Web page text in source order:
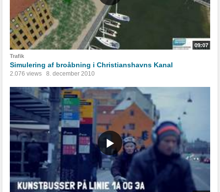
09:07
Trafik
Simulering af broåbning i Christianshavns Kanal
2.076 views 8. december 2010